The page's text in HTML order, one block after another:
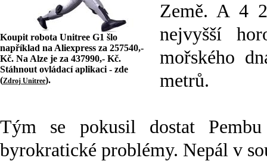
Koupit robota Unitree G1 šlo
například na Aliexpress za 257540,-
Kč. Na Alze je za 437990,- Kč.
Stáhnout ovládací aplikaci - zde
(Zdroj Unitree).
Země. A 4
nejvyšší
mořského
metrů.
Tým se pokusil dostat
byrokratické problémy. Nepál v